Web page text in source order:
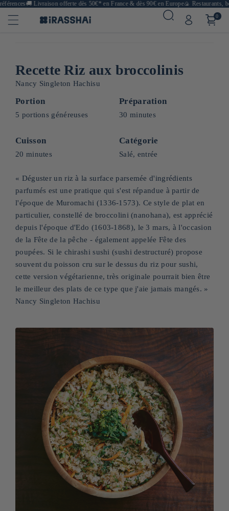
🚚Livraison offerte dès 50€* en France & dès 90€ en Europe🍙 Restaurants,
0
Recette Riz aux broccolinis
Nancy Singleton Hachisu
Portion
5 portions généreuses
Préparation
30 minutes
Cuisson
20 minutes
Catégorie
Salé, entrée
« Déguster un riz à la surface parsemée d'ingrédients
parfumés est une pratique qui s'est répandue à partir de
l'époque de Muromachi (1336-1573). Ce style de plat en
particulier, constellé de broccolini (nanohana), est apprécié
depuis l'époque d'Edo (1603-1868), le 3 mars, à l'occasion
de la Fête de la pêche - également appelée Fête des
poupées. Si le chirashi sushi (sushi destructuré) propose
souvent du poisson cru sur le dessus du riz pour sushi,
cette version végétarienne, très originale pourrait bien être
le meilleur des plats de ce type que j'aie jamais mangés. »
Nancy Singleton Hachisu